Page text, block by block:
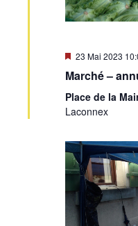
Mis
avant
23 Mai 2023
Marché –
Place de la
Laconnex